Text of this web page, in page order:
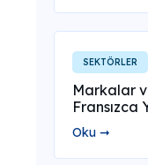
SEKTÖRLER
Markalar
Fransızca
Oku ➞